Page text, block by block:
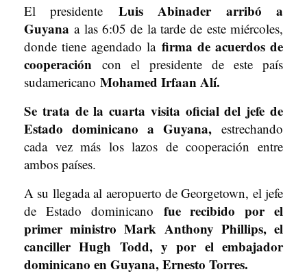
El presidente Luis Abinader arribó a
Guyana a las 6:05 de la tarde de este miércoles,
donde tiene agendado la firma de acuerdos de
cooperación con el presidente de este país
sudamericano Mohamed Irfaan Alí.
Se trata de la cuarta visita oficial del jefe de
Estado dominicano a Guyana, estrechando
cada vez más los lazos de cooperación entre
ambos países.
A su llegada al aeropuerto de Georgetown, el jefe
de Estado dominicano fue recibido por el
primer ministro Mark Anthony Phillips, el
canciller Hugh Todd, y por el embajador
dominicano en Guyana, Ernesto Torres.